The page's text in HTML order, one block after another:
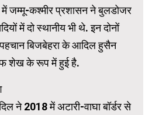
जम्मू-कश्मीर प्रशासन ने बुलडोजर
में दो स्थानीय भी थे. इन दोनों
बिजबेहरा के आदिल हुसैन
शेख के रूप में हुई है.
ने 2018 में अटारी-वाघा बॉर्डर से